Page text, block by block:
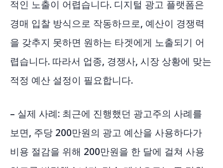
적인 노출이 어렵습니다. 디지털 광고 플랫폼은
경매 입찰 방식으로 작동하므로, 예산이 경쟁력
을 갖추지 못하면 원하는 타겟에게 노출되기 어
렵습니다. 따라서 업종, 경쟁사, 시장 상황에 맞는
적정 예산 설정이 필요합니다.
– 실제 사례: 최근에 진행했던 광고주의 사례를
보면, 주당 200만원의 광고 예산을 사용하다가
비용 절감을 위해 200만원을 한 달에 걸쳐 사용